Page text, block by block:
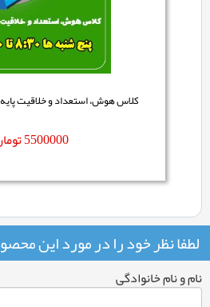
کلاس هوش، استعداد و خلاقیت
5500000
لطفا نظر خود را در مورد این
نام و نام خانوادگی